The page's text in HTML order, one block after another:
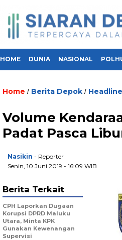
HOME DUNIA NASIONAL
Home / Berita Depok / Headline
Volume
Padat Pasca
Nasikin - Reporter
Senin, 10 Juni 2019 - 16:09 WIB
Berita Terkait
CPH Laporkan Dugaan
Korupsi DPRD Maluku
Utara, Minta KPK
Gunakan Kewenangan
Supervisi